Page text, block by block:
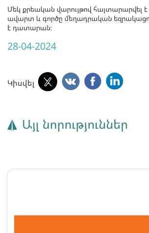
Մեկ քրեական վարույթով հայտարարվել
ավարտ և գործը մեղադրական
է դատարան։
28-04-2024
Կիսվել
Այլ նորություններ